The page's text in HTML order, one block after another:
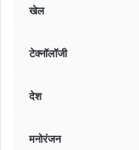
खेल
टेक्नॉलॉजी
देश
मनोरंजन